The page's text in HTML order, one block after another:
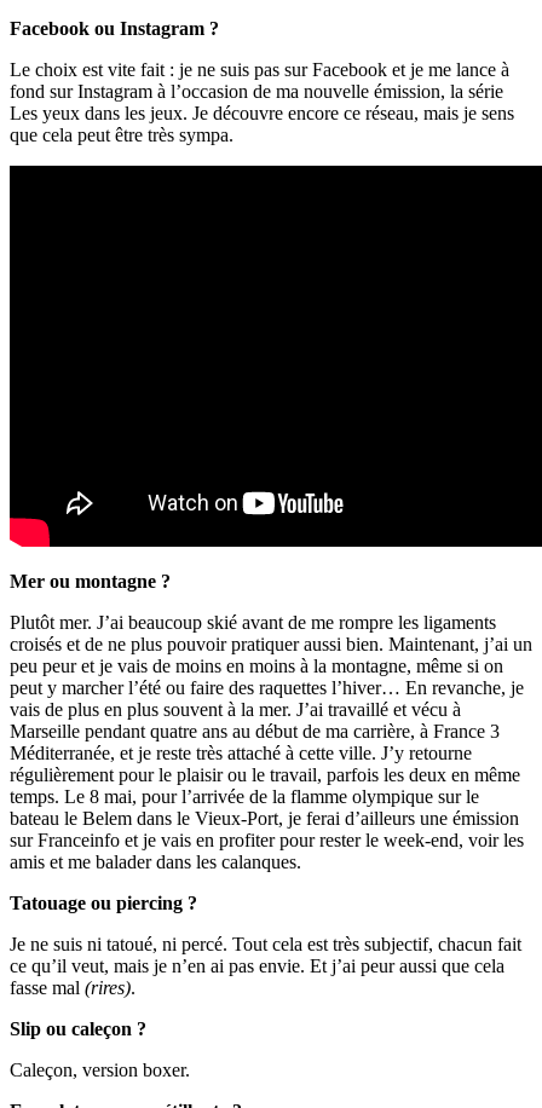
Facebook ou Instagram ?
Le choix est vite fait : je ne suis pas sur Facebook et je me lance à
fond sur Instagram à l’occasion de ma nouvelle émission, la série
Les yeux dans les jeux. Je découvre encore ce réseau, mais je sens
que cela peut être très sympa.
Mer ou montagne ?
Plutôt mer. J’ai beaucoup skié avant de me rompre les ligaments
croisés et de ne plus pouvoir pratiquer aussi bien. Maintenant, j’ai un
peu peur et je vais de moins en moins à la montagne, même si on
peut y marcher l’été ou faire des raquettes l’hiver… En revanche, je
vais de plus en plus souvent à la mer. J’ai travaillé et vécu à
Marseille pendant quatre ans au début de ma carrière, à France 3
Méditerranée, et je reste très attaché à cette ville. J’y retourne
régulièrement pour le plaisir ou le travail, parfois les deux en même
temps. Le 8 mai, pour l’arrivée de la flamme olympique sur le
bateau le Belem dans le Vieux-Port, je ferai d’ailleurs une émission
sur Franceinfo et je vais en profiter pour rester le week-end, voir les
amis et me balader dans les calanques.
Tatouage ou piercing ?
Je ne suis ni tatoué, ni percé. Tout cela est très subjectif, chacun fait
ce qu’il veut, mais je n’en ai pas envie. Et j’ai peur aussi que cela
fasse mal (rires).
Slip ou caleçon ?
Caleçon, version boxer.